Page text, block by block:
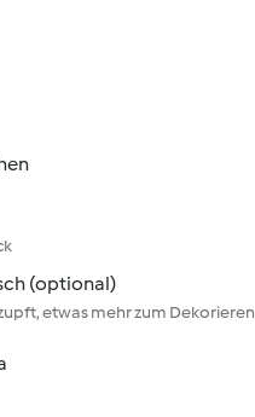
(optional)
etwas mehr zum Dekorieren